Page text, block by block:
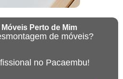
Perto de Mim
de móveis?
no Pacaembu!